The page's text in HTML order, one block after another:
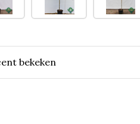
bekeken